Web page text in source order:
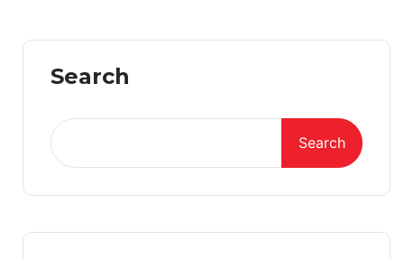
Search
Search